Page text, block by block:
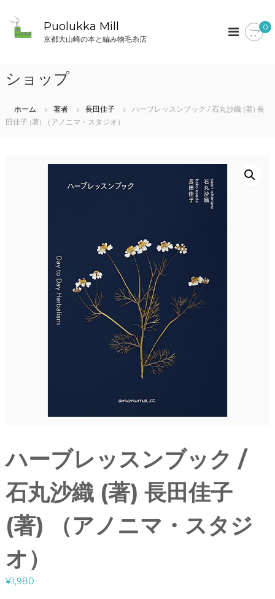
プ
Puolukka Mill
京都大山崎の本と編み物毛糸店
0
ショップ
ホーム 著者 長田佳子
ハーブレッスンブック / 石丸沙織 (著) 長
田佳子 (著) （アノニマ・スタジオ）
ハーブレッスンブック /
石丸沙織 (著) 長田佳子
(著) （アノニマ・スタジ
オ）
¥1,980